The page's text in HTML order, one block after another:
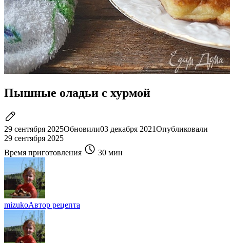
Пышные оладьи с хурмой
29 сентября 2025Обновили03 декабря 2021Опубликовали
29 сентября 2025
Время приготовления
30 мин
mizukoАвтор рецепта